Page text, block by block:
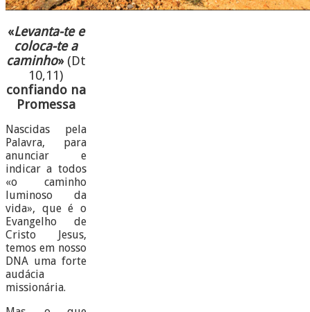
«Levanta-te e
coloca-te a
caminho»(Dt
10,11)
confiando na
Promessa
Nascidas pela
Palavra, para
anunciar e
indicar a todos
«o caminho
luminoso da
vida», que é o
Evangelho de
Cristo Jesus,
temos em nosso
DNA uma forte
audácia
missionária.